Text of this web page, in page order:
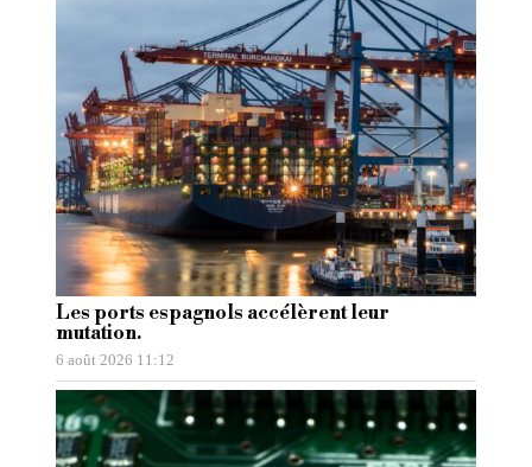
Les ports espagnols accélèrent leur
mutation.
6 août 2026 11:12